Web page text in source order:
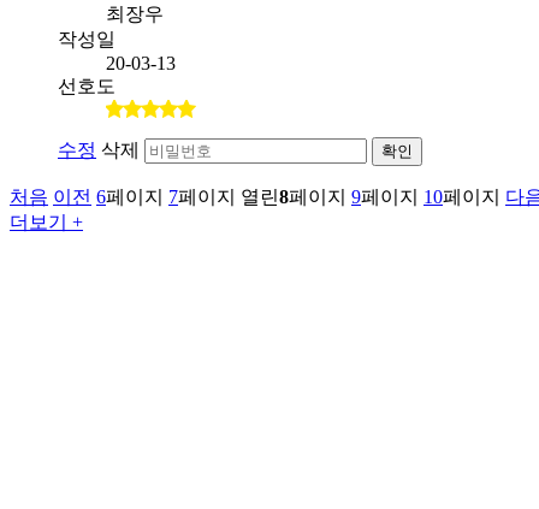
최장우
작성일
20-03-13
선호도
수정 삭제 확인
처음 이전 6페이지 7페이지 열린8페이지 9페이지 10페이지
다
더보기 +